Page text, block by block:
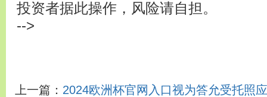
投资者据此操作，风险请自担。
-->
上一篇： 2024欧洲杯官网入口视为答允受托照